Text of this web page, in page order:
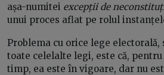
așa-numitei excepții de
unui proces aflat pe rolul
Problema cu orice lege electorală,
toate celelalte legi, este că, pentru
timp, ea este în vigoare, dar nu